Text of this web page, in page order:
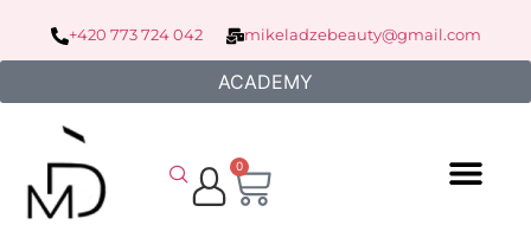
+420 773 724 042 mikeladzebeauty@gmail.com
ACADEMY
0